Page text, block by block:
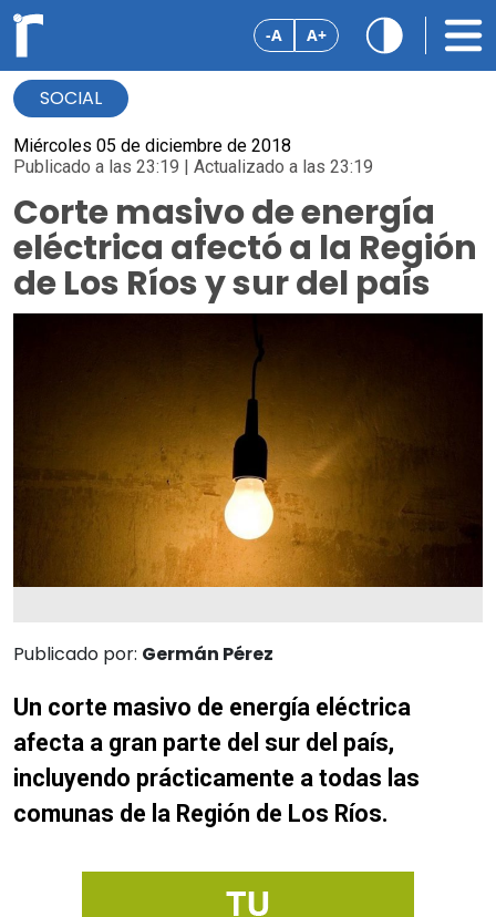
-A A+
SOCIAL
Miércoles 05 de diciembre de 2018
Publicado a las 23:19 | Actualizado a las 23:19
Corte masivo de energía
eléctrica afectó a la Región
de Los Ríos y sur del país
Publicado por: Germán Pérez
Un corte masivo de energía eléctrica
afecta a gran parte del sur del país,
incluyendo prácticamente a todas las
comunas de la Región de Los Ríos.